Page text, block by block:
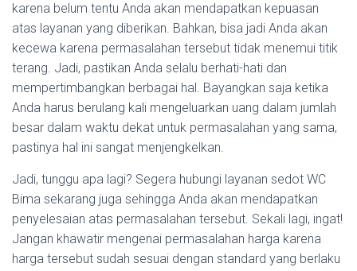
karena belum tentu Anda akan mendapatkan kepuasan
atas layanan yang diberikan. Bahkan, bisa jadi Anda akan
kecewa karena permasalahan tersebut tidak menemui titik
terang. Jadi, pastikan Anda selalu berhati-hati dan
mempertimbangkan berbagai hal. Bayangkan saja ketika
Anda harus berulang kali mengeluarkan uang dalam jumlah
besar dalam waktu dekat untuk permasalahan yang sama,
pastinya hal ini sangat menjengkelkan.
Jadi, tunggu apa lagi? Segera hubungi layanan sedot WC
Bima sekarang juga sehingga Anda akan mendapatkan
penyelesaian atas permasalahan tersebut. Sekali lagi, ingat!
Jangan khawatir mengenai permasalahan harga karena
harga tersebut sudah sesuai dengan standard yang berlaku